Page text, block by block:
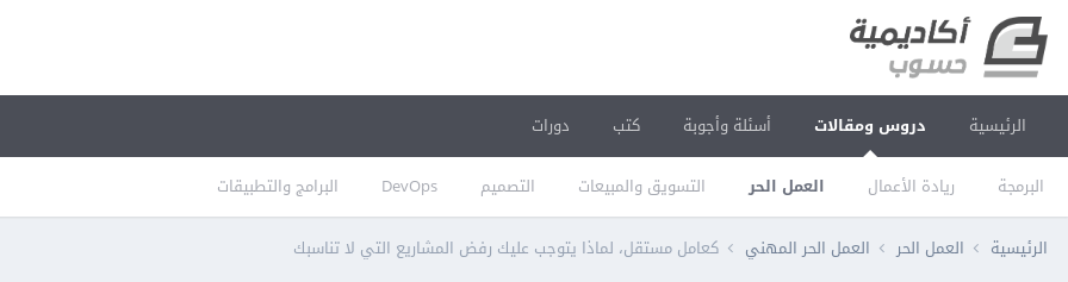
الرئيسية دروس ومقالات
البرمجة ريادة الأعمال العمل الحر التسويق والمبيعات التصميم DevOps البرامج والتطبيقات
أسئلة وأجوبة كتب دورات
الرئيسية العمل الحر العمل الحر المهني كعامل مستقل، لماذا يتوجب عليك رفض المشاريع التي لا تناسبك